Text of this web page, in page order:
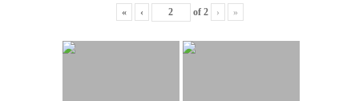
« ‹ of 2 › »